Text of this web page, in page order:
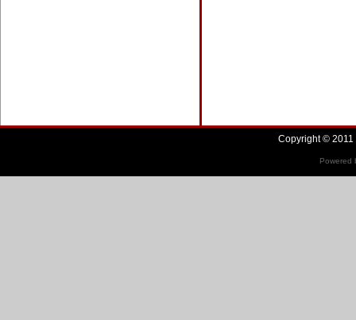
Copyright © 2011
Powered